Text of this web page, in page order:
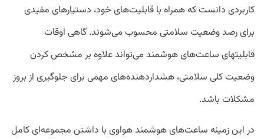
کاربردی دانست که همراه با قابلیت‌های خود، دستیارهای مفیدی
برای رصد وضعیت سلامتی محسوب می‌شوند. گاهی اوقات
قابلیت‎های ساعت‌های هوشمند می‌تواند علاوه بر مشخص کردن
وضعیت کلی سلامتی، هشداردهنده‌‎های مهمی برای جلوگیری از بروز
مشکلات باشد.
در این زمینه ساعت‌های هوشمند هواوی با داشتن مجموعه‌ای کامل